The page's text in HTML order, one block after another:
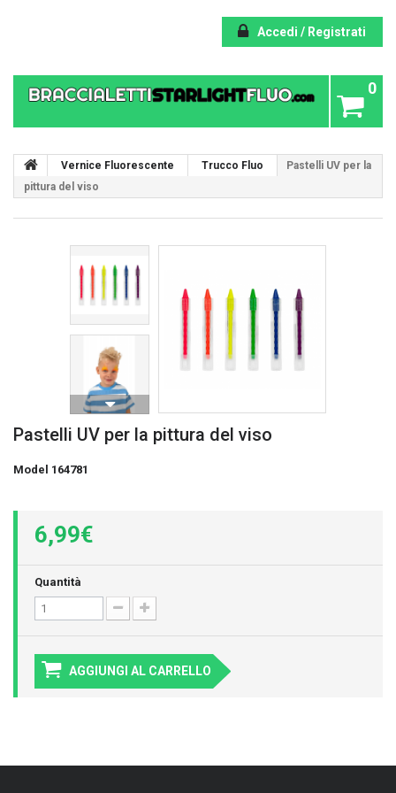
Accedi / Registrati
0
Vernice Fluorescente Trucco Fluo
Pastelli UV per la
pittura del viso
Pastelli UV per la pittura del viso
Model 164781
6,99€
Quantità
AGGIUNGI AL CARRELLO